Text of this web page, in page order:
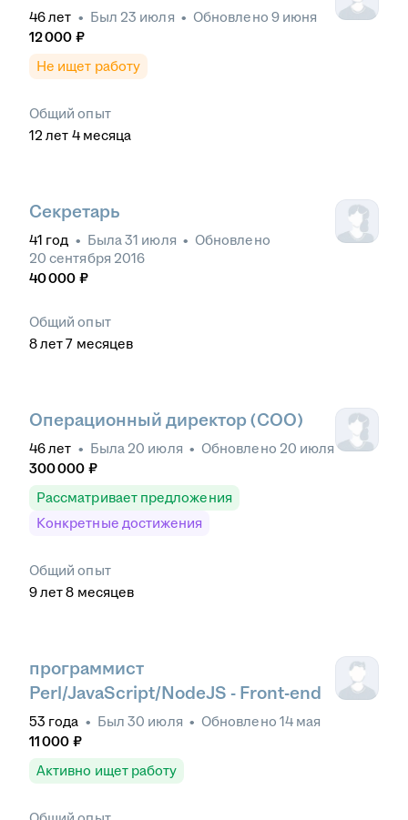
46лет • Был 23 июля • Обновлено 9 июня
12 000 ₽
Не ищет работу
Общий опыт
12 лет 4 месяца
Секретарь
41 год • Была31 июля • Обновлено
20 сентября 2016
40 000 ₽
Общий опыт
8лет 7 месяцев
Операционный директор (COO)
46лет • Была 20 июля • Обновлено 20 июля
300 000 ₽
Рассматривает предложения
Конкретные достижения
Общий опыт
9лет 8 месяцев
программист
Perl/JavaScript/NodeJS - Front-end
53 года • Был 30 июля • Обновлено 14 мая
11 000 ₽
Активно ищет работу